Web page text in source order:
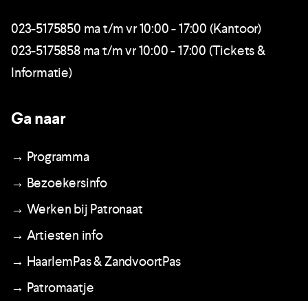
023-5175850 ma t/m vr 10:00 - 17:00 (Kantoor)
023-5175858 ma t/m vr 10:00 - 17:00 (Tickets &
Informatie)
Ga naar
→ Programma
→ Bezoekersinfo
→ Werken bij Patronaat
→ Artiesten info
→ HaarlemPas & ZandvoortPas
→ Patromaatje